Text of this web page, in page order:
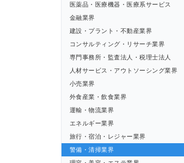
医薬品・医療機器・医療系サービス
金融業界
建設・プラント・不動産業界
コンサルティング・リサーチ業界
専門事務所・監査法人・税理士法人
人材サービス・アウトソーシング業界
小売業界
外食産業・飲食業界
運輸・物流業界
エネルギー業界
旅行・宿泊・レジャー業界
警備・清掃業界